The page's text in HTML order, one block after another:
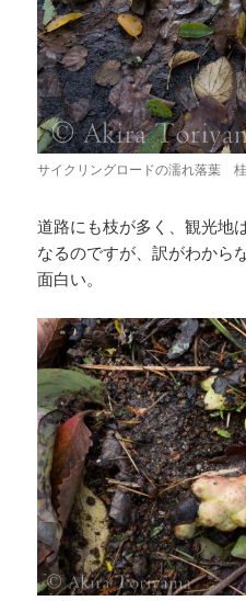
サイクリングロードの濡れ落葉
道路にも枝が多く、観光地
なるのですが、訳がわから
面白い。